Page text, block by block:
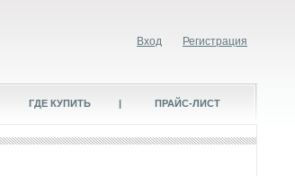
Вход Регистрация
ГДЕ КУПИТЬ | ПРАЙС-ЛИСТ